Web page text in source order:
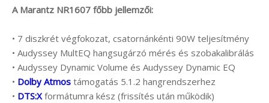
A Marantz NR1607 főbb jellemzői:
• 7 diszkrét végfokozat, csatornánkénti 90W teljesítmény
• Audyssey MultEQ hangsugárzó mérés és szobakalibrálás
• Audyssey Dynamic Volume és Audyssey Dynamic EQ
• Dolby Atmos támogatás 5.1.2 hangrendszerhez
• DTS:Xformátumra kész (frissítés után működik)